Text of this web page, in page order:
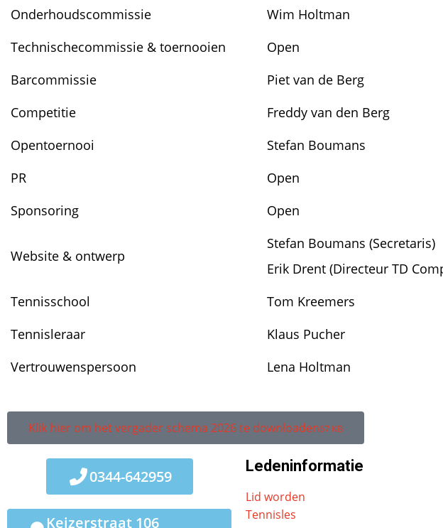
Onderhoudscommissie
Wim Holtman
Technischecommissie & toernooien
Open
Barcommissie
Piet van de Berg
Competitie
Freddy van den Berg
Opentoernooi
Stefan Boumans
PR
Open
Sponsoring
Open
Website & ontwerp
Stefan Boumans (Secretaris)
Erik Drent (Directeur TD
Tennisschool
Tom Kreemers
Tennisleraar
Klaus Pucher
Vertrouwenspersoon
Lena Holtman
Klik hier om het vergader schema 2026 te downloaden67 KB
0344-642959
Keizerstraat 106
Ledeninformatie
Lid worden
Tennisles